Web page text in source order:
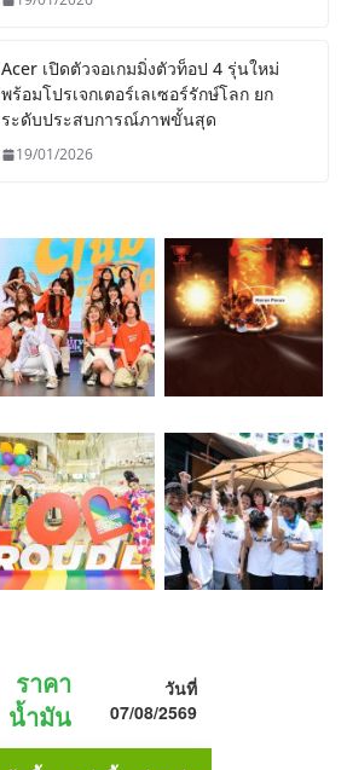
Acer เปิดตัวจอเกมมิ่งตัวท็อป 4 รุ่นใหม่
พร้อมโปรเจกเตอร์เลเซอร์รักษ์โลก ยก
ระดับประสบการณ์ภาพขั้นสุด
19/01/2026